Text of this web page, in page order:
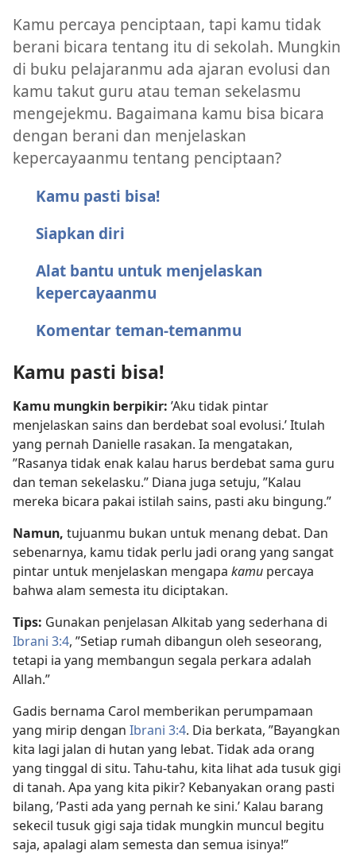
Kamu percaya penciptaan, tapi kamu tidak
berani bicara tentang itu di sekolah. Mungkin
di buku pelajaranmu ada ajaran evolusi dan
kamu takut guru atau teman sekelasmu
mengejekmu. Bagaimana kamu bisa bicara
dengan berani dan menjelaskan
kepercayaanmu tentang penciptaan?
Kamu pasti bisa!
Siapkan diri
Alat bantu untuk menjelaskan
kepercayaanmu
Komentar teman-temanmu
Kamu pasti bisa!
Kamu mungkin berpikir: ’Aku tidak pintar
menjelaskan sains dan berdebat soal evolusi.’ Itulah
yang pernah Danielle rasakan. Ia mengatakan,
”Rasanya tidak enak kalau harus berdebat sama guru
dan teman sekelasku.” Diana juga setuju, ”Kalau
mereka bicara pakai istilah sains, pasti aku bingung.”
Namun, tujuanmu bukan untuk menang debat. Dan
sebenarnya, kamu tidak perlu jadi orang yang sangat
pintar untuk menjelaskan mengapa kamu percaya
bahwa alam semesta itu diciptakan.
Tips: Gunakan penjelasan Alkitab yang sederhana di
Ibrani 3:4, ”Setiap rumah dibangun oleh seseorang,
tetapi ia yang membangun segala perkara adalah
Allah.”
Gadis bernama Carol memberikan perumpamaan
yang mirip dengan Ibrani 3:4. Dia berkata, ”Bayangkan
kita lagi jalan di hutan yang lebat. Tidak ada orang
yang tinggal di situ. Tahu-tahu, kita lihat ada tusuk gigi
di tanah. Apa yang kita pikir? Kebanyakan orang pasti
bilang, ’Pasti ada yang pernah ke sini.’ Kalau barang
sekecil tusuk gigi saja tidak mungkin muncul begitu
saja, apalagi alam semesta dan semua isinya!”